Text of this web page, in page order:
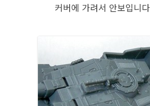
커버에 가려서 안보입니